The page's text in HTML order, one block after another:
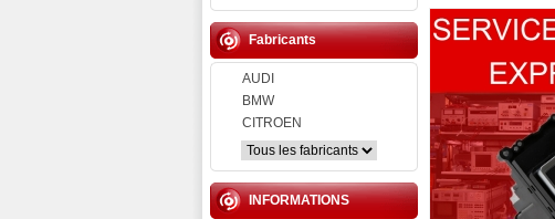
Fabricants
AUDI
BMW
CITROEN
INFORMATIONS